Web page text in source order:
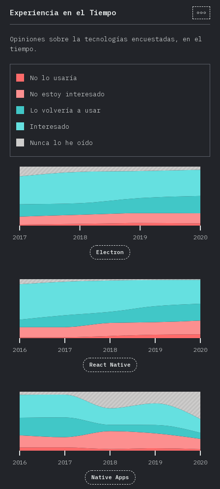
Experiencia en el Tiempo [es-
Opiniones sobre la tecnologías encuestadas, en el
tiempo.
No lo usaría
No estoy interesado
Lo volvería a usar
Interesado
Nunca lo he oído
2017 2018 2019 2020
2017 2018 2019 2020
Electron
2016 2017 2018 2019 2020
React Native
2016 2017 2018 2019 2020
Native Apps